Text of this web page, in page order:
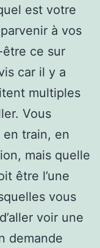
est votre
à vos
être ce sur
car il y a
multiples
Vous
train, en
mais quelle
être l’une
vous
voir une
demande